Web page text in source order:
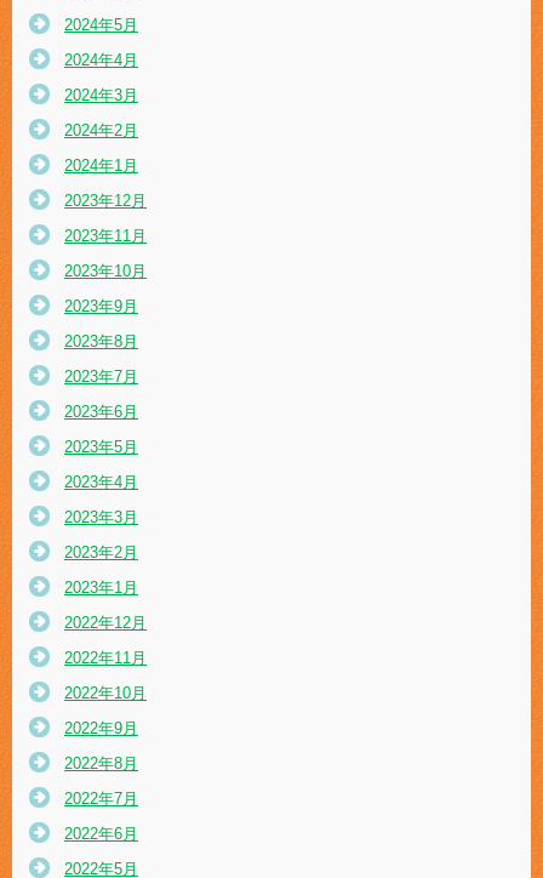
2024年5月
2024年4月
2024年3月
2024年2月
2024年1月
2023年12月
2023年11月
2023年10月
2023年9月
2023年8月
2023年7月
2023年6月
2023年5月
2023年4月
2023年3月
2023年2月
2023年1月
2022年12月
2022年11月
2022年10月
2022年9月
2022年8月
2022年7月
2022年6月
2022年5月